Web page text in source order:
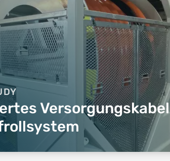
Versorgungskabel